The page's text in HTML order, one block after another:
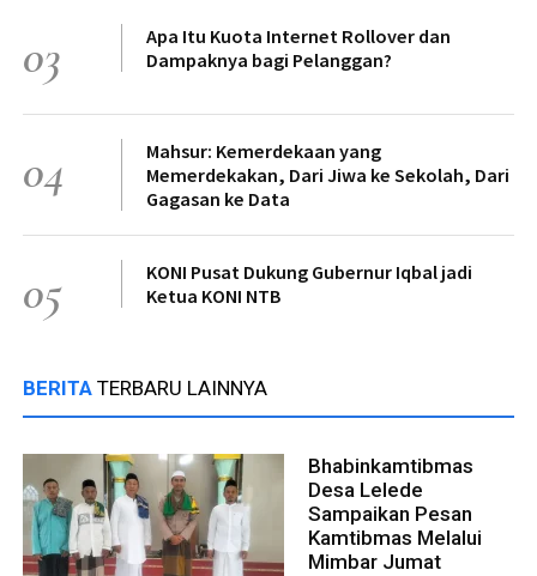
03
Apa Itu Kuota Internet Rollover dan
Dampaknya bagi Pelanggan?
04
Mahsur: Kemerdekaan yang
Memerdekakan, Dari Jiwa ke Sekolah, Dari
Gagasan ke Data
05
KONI Pusat Dukung Gubernur Iqbal jadi
Ketua KONI NTB
BERITA TERBARU LAINNYA
Bhabinkamtibmas
Desa Lelede
Sampaikan Pesan
Kamtibmas Melalui
Mimbar Jumat